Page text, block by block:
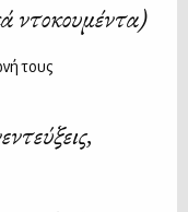
ντοκουμέντα)
τους